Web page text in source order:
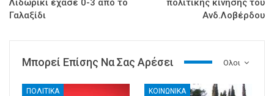
Λιδωρίκι έχασε 0-3 από το
Γαλαξίδι
πολιτικής κίνησης του
Ανδ.Λοβέρδου
Ολοι
Μπορεί Επίσης Να Σας Αρέσει
ΠΟΛΙΤΙΚΑ ΚΟΙΝΩΝΙΚΑ